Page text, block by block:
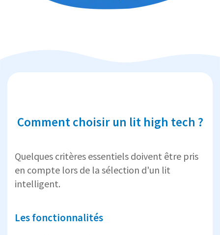
Comment choisir un lit high tech ?
Quelques critères essentiels doivent être pris
en compte lors de la sélection d'un lit
intelligent.
Les fonctionnalités